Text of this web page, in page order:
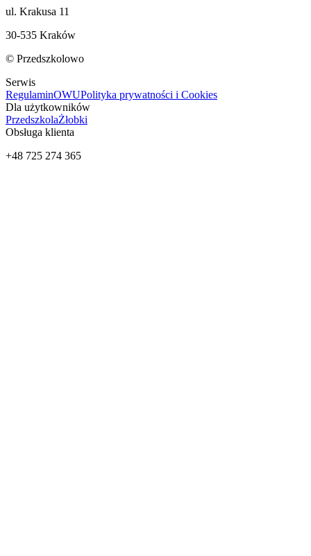
ul. Krakusa 11
30-535 Kraków
© Przedszkolowo
Serwis
RegulaminOWUPolityka prywatności i Cookies
Dla użytkowników
PrzedszkolaŻłobki
Obsługa klienta
+48 725 274 365